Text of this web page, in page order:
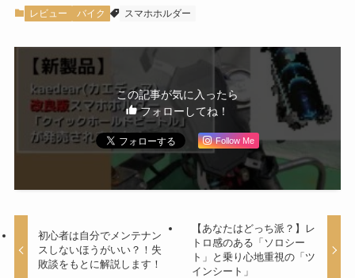
レビュー バイク スマホホルダー
この記事が気に入ったら
フォローしてね！
Follow Me
初心者は自分でメンテナン
スしないほうがいい？！失
敗談をもとに解説します！
【あなたはどっち派？】レ
トロ感のある「ソロシー
ト」と乗り心地重視の「ツ
インシート」